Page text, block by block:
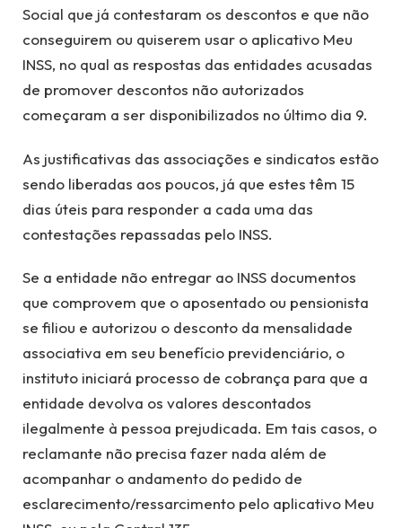
Social que já contestaram os descontos e que não
conseguirem ou quiserem usar o aplicativo Meu
INSS, no qual as respostas das entidades acusadas
de promover descontos não autorizados
começaram a ser disponibilizados no último dia 9.
As justificativas das associações e sindicatos estão
sendo liberadas aos poucos, já que estes têm 15
dias úteis para responder a cada uma das
contestações repassadas pelo INSS.
Se a entidade não entregar ao INSS documentos
que comprovem que o aposentado ou pensionista
se filiou e autorizou o desconto da mensalidade
associativa em seu benefício previdenciário, o
instituto iniciará processo de cobrança para que a
entidade devolva os valores descontados
ilegalmente à pessoa prejudicada. Em tais casos, o
reclamante não precisa fazer nada além de
acompanhar o andamento do pedido de
esclarecimento/ressarcimento pelo aplicativo Meu